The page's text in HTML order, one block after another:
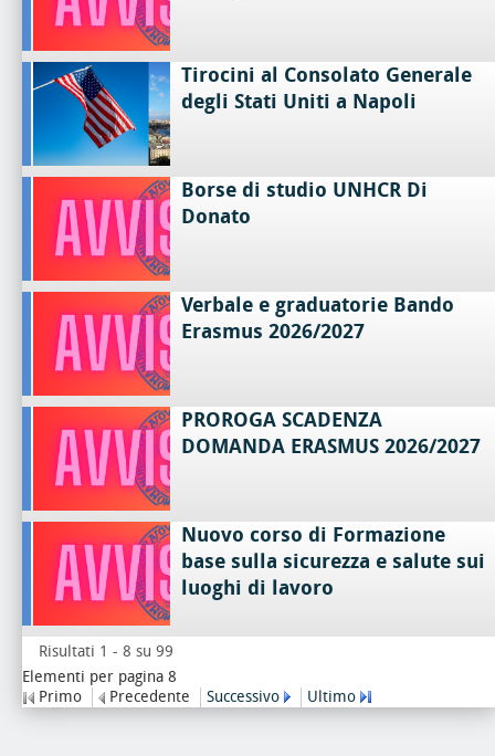
Tirocini al Consolato Generale
degli Stati Uniti a Napoli
Borse di studio UNHCR Di
Donato
Verbale e graduatorie Bando
Erasmus 2026/2027
PROROGA SCADENZA
DOMANDA ERASMUS 2026/2027
Nuovo corso di Formazione
base sulla sicurezza e salute sui
luoghi di lavoro
Risultati 1 - 8 su 99
Elementi per pagina 8
Primo
Precedente Successivo Ultimo